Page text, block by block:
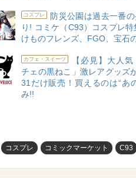
コスプレ
防災公園は過去一番
り! コミケ（C93）コスプレ
けものフレンズ、FGO、宝石
カフェ・スイーツ
【必見】大人
チェの黒ねこ」激レアグッズ
31だけ販売！買えるのは“あ
み!!
コスプレ コミックマーケット C93